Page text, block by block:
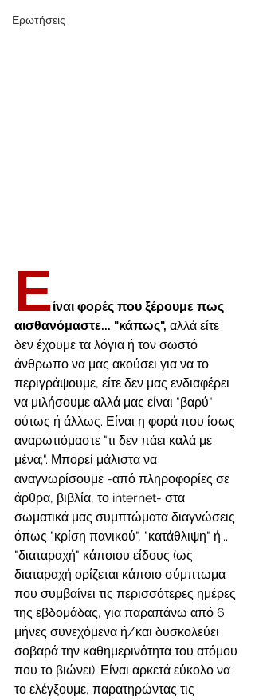
Ερωτήσεις
Είναι φορές που ξέρουμε πως
αισθανόμαστε... "κάπως", αλλά είτε
δεν έχουμε τα λόγια ή τον σωστό
άνθρωπο να μας ακούσει για να το
περιγράψουμε, είτε δεν μας ενδιαφέρει
να μιλήσουμε αλλά μας είναι "βαρύ"
ούτως ή άλλως. Είναι η φορά που ίσως
αναρωτιόμαστε "τι δεν πάει καλά με
μένα;". Μπορεί μάλιστα να
αναγνωρίσουμε -από πληροφορίες σε
άρθρα, βιβλία, το internet- στα
σωματικά μας συμπτώματα διαγνώσεις
όπως "κρίση πανικού", "κατάθλιψη" ή...
"διαταραχή" κάποιου είδους (ως
διαταραχή ορίζεται κάποιο σύμπτωμα
που συμβαίνει τις περισσότερες ημέρες
της εβδομάδας, για παραπάνω από 6
μήνες συνεχόμενα ή/και δυσκολεύει
σοβαρά την καθημερινότητα του ατόμου
που το βιώνει). Είναι αρκετά εύκολο να
το ελέγξουμε, παρατηρώντας τις